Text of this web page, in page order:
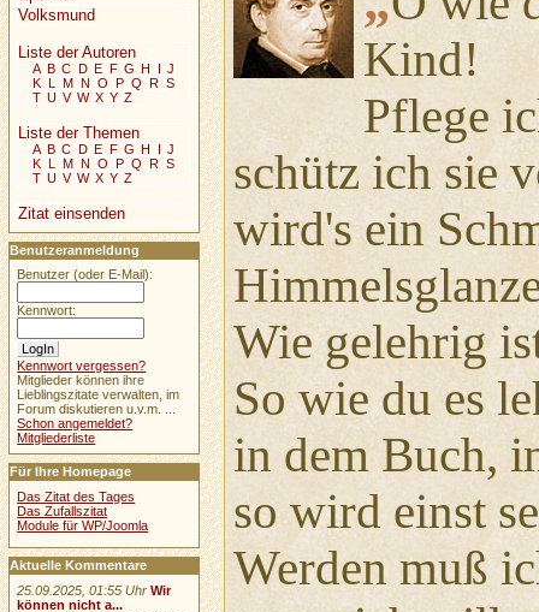
Kind!
Pflege
schütz ich sie
wird's ein
Wie gelehrig
So wie du es
in dem Buch,
so wird einst
Werden muß
Volksmund
Liste der Autoren
A B C D E F G H I J
K L M N O P Q R S
T U V W X Y Z
Liste der Themen
A B C D E F G H I J
K L M N O P Q R S
T U V W X Y Z
Zitat einsenden
Benutzeranmeldung
Benutzer (oder E-Mail):
Kennwort:
Kennwort vergessen?
Mitglieder können ihre
Lieblingszitate verwalten, im
Forum diskutieren u.v.m. ...
Schon angemeldet?
Mitgliederliste
Für Ihre Homepage
Das Zitat des Tages
Das Zufallszitat
Module für WP/Joomla
Aktuelle Kommentare
25.09.2025, 01:55 Uhr Wir
können nicht a...